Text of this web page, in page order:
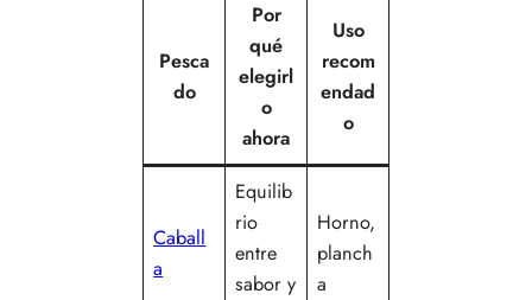
Pesca
do
Por
qué
elegirl
o
ahora
Uso
recom
endad
o
Caball
a
Equilib
rio
entre
sabor y
Horno,
planch
a